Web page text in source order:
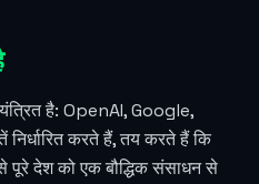
है: OpenAI, Google,
करते हैं, तय करते हैं कि
देश को एक बौद्धिक संसाधन से